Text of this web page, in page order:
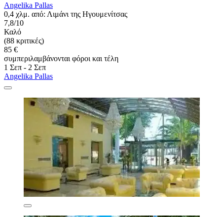
Angelika Pallas
0,4 χλμ. από: Λιμάνι της Ηγουμενίτσας
7,8/10
Καλό
(88 κριτικές)
85 €
συμπεριλαμβάνονται φόροι και τέλη
1 Σεπ - 2 Σεπ
Angelika Pallas